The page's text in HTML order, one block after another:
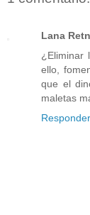
Lana
¿Eliminar
ello,
que el
maletas
Responder